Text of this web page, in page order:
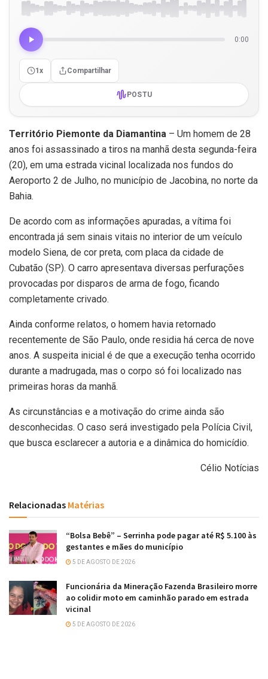
0:00
1x Compartilhar
POSTU
Território Piemonte da Diamantina – Um homem de 28
anos foi assassinado a tiros na manhã desta segunda-feira
(20), em uma estrada vicinal localizada nos fundos do
Aeroporto 2 de Julho, no município de Jacobina, no norte da
Bahia.
De acordo com as informações apuradas, a vítima foi
encontrada já sem sinais vitais no interior de um veículo
modelo Siena, de cor preta, com placa da cidade de
Cubatão (SP). O carro apresentava diversas perfurações
provocadas por disparos de arma de fogo, ficando
completamente crivado.
Ainda conforme relatos, o homem havia retornado
recentemente de São Paulo, onde residia há cerca de nove
anos. A suspeita inicial é de que a execução tenha ocorrido
durante a madrugada, mas o corpo só foi localizado nas
primeiras horas da manhã.
As circunstâncias e a motivação do crime ainda são
desconhecidas. O caso será investigado pela Polícia Civil,
que busca esclarecer a autoria e a dinâmica do homicídio.
Célio Notícias
Relacionadas Matérias
“Bolsa Bebê” – Serrinha pode pagar até R$ 5.100 às
gestantes e mães do município
5 DE AGOSTO DE 2026
Funcionária da Mineração Fazenda Brasileiro morre
ao colidir moto em caminhão parado em estrada
vicinal
5 DE AGOSTO DE 2026